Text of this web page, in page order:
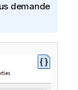
demande